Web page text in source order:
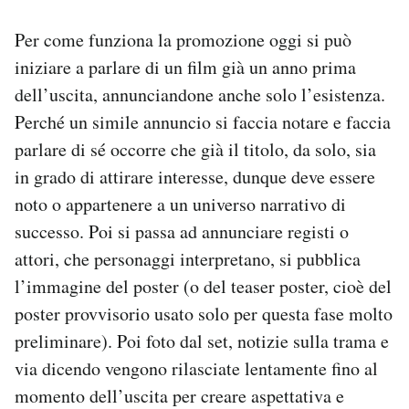
Per come funziona la promozione oggi si può
iniziare a parlare di un film già un anno prima
dell’uscita, annunciandone anche solo l’esistenza.
Perché un simile annuncio si faccia notare e faccia
parlare di sé occorre che già il titolo, da solo, sia
in grado di attirare interesse, dunque deve essere
noto o appartenere a un universo narrativo di
successo. Poi si passa ad annunciare registi o
attori, che personaggi interpretano, si pubblica
l’immagine del poster (o del teaser poster, cioè del
poster provvisorio usato solo per questa fase molto
preliminare). Poi foto dal set, notizie sulla trama e
via dicendo vengono rilasciate lentamente fino al
momento dell’uscita per creare aspettativa e